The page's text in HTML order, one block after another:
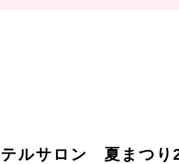
テルサロン 夏まつり